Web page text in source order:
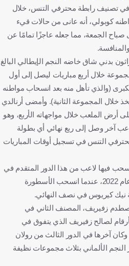
وكشف أرنالدي، المصنف رقم 34 في تصنيف رابطة محترفي التنس، خلال
كوبولي، أنه عانى من حالات قيء
الجمعة، مما جعله عاجزًا تمامًا عن
بدني شاق خاضه النجم الإيطالي البالغ
العمر 25 عامًا؛ حيث لعب 18 مجموعة خلال أربع مباريات ليصل إلى أول
(والذي تأهل منه بعد انسحاب مواطنه
خلال المجموعة الثانية). وأمضى أرنالدي
ساعة و42 دقيقة على أرض الملعب خلال مواجهاته الأربع، وهو
عن أي لاعب آخر وصل إلى ربع نهائي أي بطولة
التنس في تسجيل أوقات المباريات
فيها لاعب من هذا الدور المتقدم في
بطولة كبرى منذ بطولة ويمبلدون عام 2022، عندما انسحب الأسطورة
نيك كيريوس في نصف النهائي.
زفيريف، المصنف الثاني في
لصالح زفيريف الذي يتفوق في
المباشرة بنتيجة (3-1)، وكان آخرها في الدور الثالث من رولان
الألماني بثلاث مجموعات نظيفة